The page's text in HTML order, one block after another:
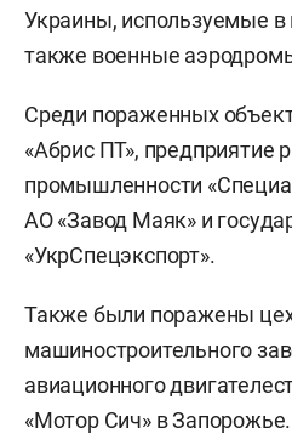
Украины, используемые в
также военные
Среди пораженных
«Абрис ПТ», предприятие
промышленности
АО «Завод Маяк» и
«УкрСпецэкспорт».
Также были поражены
машиностроительного
авиационного
«Мотор Сич» в